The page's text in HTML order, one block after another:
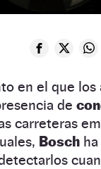
en el que los
de
carreteras
Bosch